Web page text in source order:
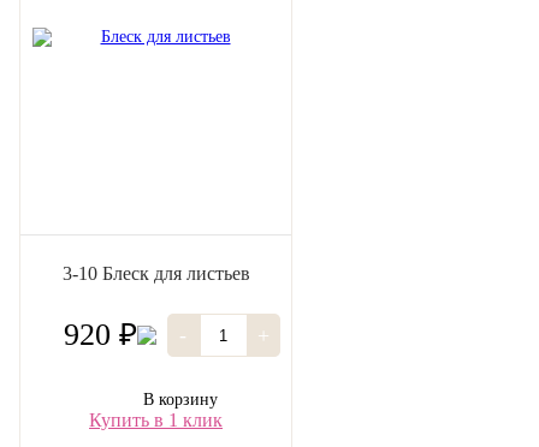
3-10 Блеск для листьев
920 ₽ - +
В корзину
Купить в 1 клик